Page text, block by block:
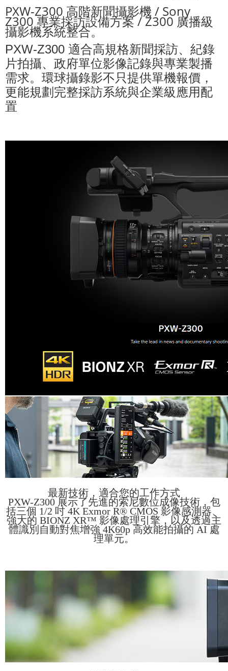
PXW-Z300 高階新聞攝影機 / Sony
Z300專業採訪設備方案/ Z300廣播級
攝影機系統整合。
PXW-Z300 適合高規格新聞採訪、紀錄
片拍攝、政府單位影像記錄與專業製播
需求。環球攝錄影不只提供單機報價，
更能規劃完整採訪系統與企業級應用配
置
最新技術，適合您的工作方式
PXW-Z300 展示了先進的索尼數位成像技術，包
括三個 1/2 吋 4K Exmor R® CMOS 影像感測器、
強大的 BIONZ XR™ 影像處理引擎，以及透過主
體識別自動對焦增強 4K60p 高效能拍攝的 AI 處
理單元。